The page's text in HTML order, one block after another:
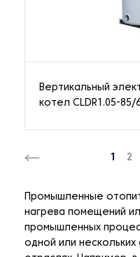
Вертикальный
котел CLDR1.05-85/
1 2
Промышленные
нагрева помещений
промышленных
одной или нескольких